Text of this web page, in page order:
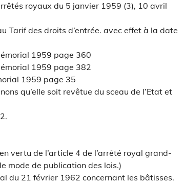
royaux du 5 janvier 1959 (3), 10 avril
Tarif des droits d’entrée. avec effet à la date
1959 page 360
1959 page 382
1959 page 35
qu’elle soit revêtue du sceau de l’Etat et
vertu de l’article 4 de l’arrêté royal grand-
mode de publication des lois.)
du 21 février 1962 concernant les bâtisses.